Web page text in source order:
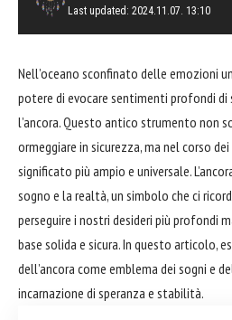
Last updated: 2024.11.07. 13:10
Nell’oceano sconfinato delle emozioni
potere di evocare sentimenti profondi
l’ancora. Questo antico strumento non
ormeggiare in sicurezza, ma nel corso
significato più ampio e universale.
sogno e la realtà, un simbolo che ci
perseguire i nostri desideri più profondi
base solida e sicura. In questo articolo,
dell’ancora come emblema dei sogni e
incarnazione di speranza e stabilità.